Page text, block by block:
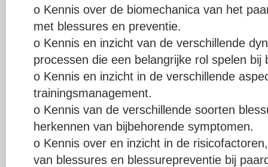
o Kennis over de biomechanica van het
met blessures en preventie.
o Kennis en inzicht van de verschillende
processen die een belangrijke rol spelen bij
o Kennis en inzicht in de verschillende
trainingsmanagement.
o Kennis van de verschillende soorten
herkennen van bijbehorende symptomen.
o Kennis over en inzicht in de
van blessures en blessurepreventie bij